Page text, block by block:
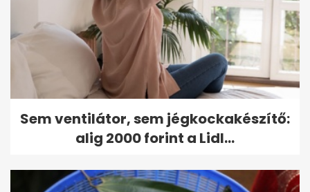
Sem ventilátor, sem jégkockakészítő:
alig 2000 forint a Lidl...